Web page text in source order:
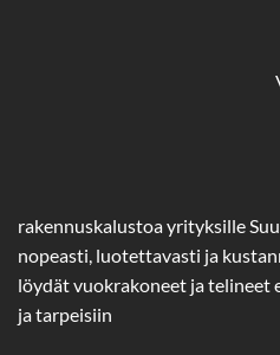
rakennuskalustoa yrityksille
nopeasti, luotettavasti ja
löydät vuokrakoneet ja telineet
ja tarpeisiin